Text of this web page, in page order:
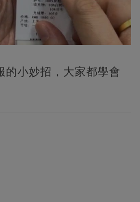
的小妙招，大家都學會